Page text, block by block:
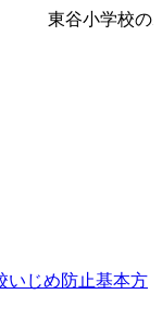
東谷小学校の
じめ防止基本方